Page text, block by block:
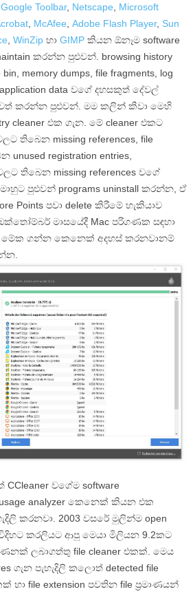
Google Toolbar, Netscape
Microsoft
McAfee Adobe Flash Player, Sun
WinZip හා GIMP කියන ඕනෑම software
කරන්න පුළුවන්. browsing history
memory dumps, file fragments, log
application data වගේ දහසකුත් දේවල්
කරන්න පුළුවන්. මම කලින් කීවා මෙහි
cleaner එක ගැන. මේ cleaner එකට
තිබෙන missing references, file
unused registration entries,
තිබෙන missing references වගේ
පුළුවන් programs uninstall කරන්න, ඒ
Points පවා delete කිරීමේ හැකියාව
මාසයේදී Mac පරිගණක සඳහා
මේක ගන්න කෙනෙක් අදහස් කරනවානම්
CCleaner වගේම software
usage analyzer කෙනෙක් කියන එක
කරනවා. 2003 වසරේ මුලින්ම open
විදිහට කරලියට ආපු මෙයා මිලියන 9.2කට
ලබාගත්තු file cleaner එකක්. මෙය
ගැන පැහැදිලි කලොත් detected file
හා file extension පවතින file ප්‍රමාණයන්